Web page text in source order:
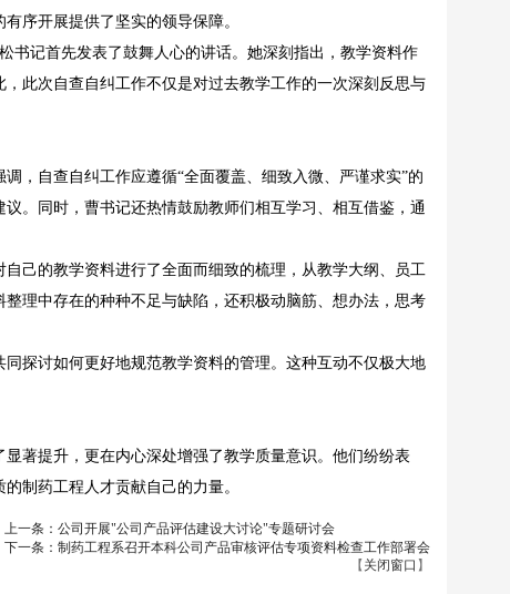
序开展提供了坚实的领导保障。
书记首先发表了鼓舞人心的讲话。她深刻指出，教学资料作
此次自查自纠工作不仅是对过去教学工作的一次深刻反思与
，自查自纠工作应遵循“全面覆盖、细致入微、严谨求实”的
。同时，曹书记还热情鼓励教师们相互学习、相互借鉴，通
己的教学资料进行了全面而细致的梳理，从教学大纲、员工
理中存在的种种不足与缺陷，还积极动脑筋、想办法，思考
探讨如何更好地规范教学资料的管理。这种互动不仅极大地
著提升，更在内心深处增强了教学质量意识。他们纷纷表
制药工程人才贡献自己的力量。
上一条：公司开展"公司产品评估建设大讨论"专题研讨会
下一条：制药工程系召开本科公司产品审核评估专项资料检查工作部署会
【 关闭窗口 】